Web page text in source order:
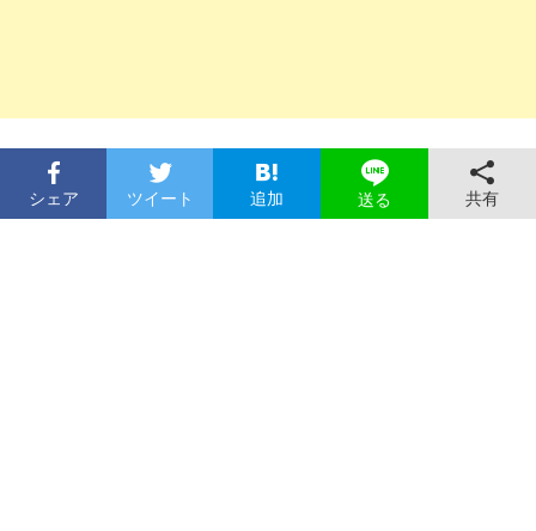
シェア ツイート 追加 送る 共有